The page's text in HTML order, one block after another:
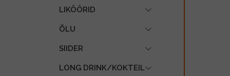
LIKÖÖRID
ÕLU
SIIDER
LONG DRINK/KOKTEIL